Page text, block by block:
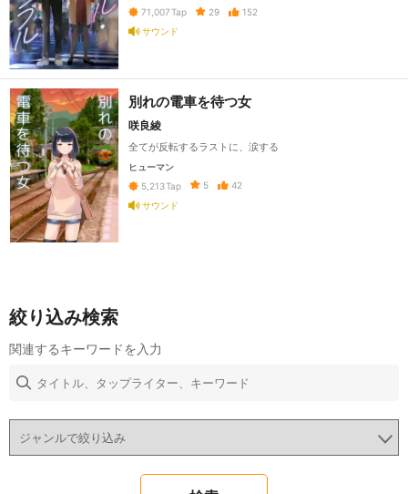
71,007 Tap 29
152
サウンド
別れの電車を待つ女
咲良綾
全てが反転するラストに、涙する
ヒューマン
5,213Tap 5
42
サウンド
絞り込み検索
関連するキーワードを入力